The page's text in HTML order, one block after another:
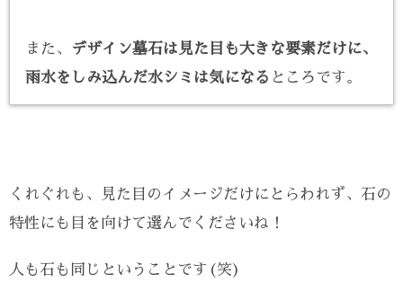
また、
デザイン墓石は見た目も大きな要素だけに、
雨水をしみ込んだ水シミは気になる ところです。
くれぐれも、見た目のイメージだけにとらわれず、石の
特性にも目を向けて選んでくださいね！
人も石も同じということです(笑)